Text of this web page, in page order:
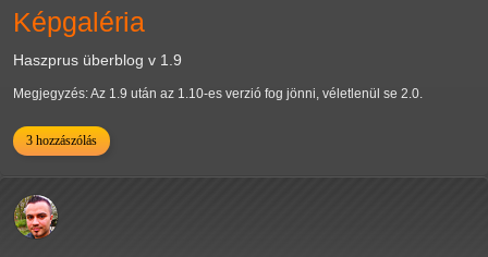
Képgaléria
Haszprus überblog v 1.9
Megjegyzés: Az 1.9 után az 1.10-es verzió fog jönni, véletlenül se 2.0.
3 hozzászólás